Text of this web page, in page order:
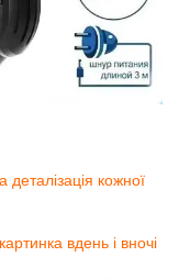
кожної
вдень і вночі